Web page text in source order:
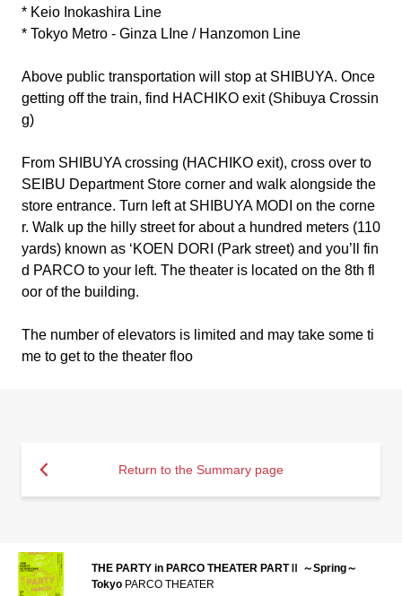
* Keio Inokashira Line
* Tokyo Metro - Ginza LIne / Hanzomon Line
Above public transportation will stop at SHIBUYA. Once
getting off the train, find HACHIKO exit (Shibuya Crossin
g)
From SHIBUYA crossing (HACHIKO exit), cross over to
SEIBU Department Store corner and walk alongside the
store entrance. Turn left at SHIBUYA MODI on the corne
r. Walk up the hilly street for about a hundred meters (110
yards) known as ‘KOEN DORI (Park street) and you’ll fin
d PARCO to your left. The theater is located on the 8th fl
oor of the building.
The number of elevators is limited and may take some ti
me to get to the theater floo
Return to the Summary page
THE PARTY in PARCO THEATER PARTⅡ ～Spring～
Tokyo PARCO THEATER